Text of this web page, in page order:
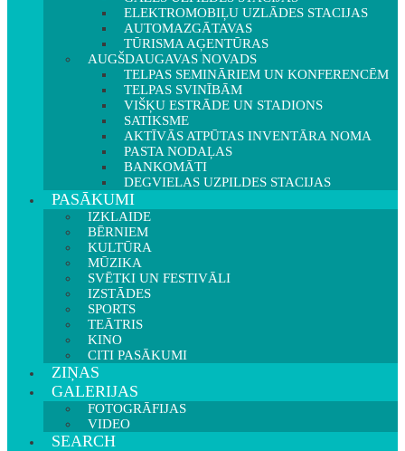
ELEKTROMOBIĻU UZLĀDES STACIJAS
AUTOMAZGĀTAVAS
TŪRISMA AĢENTŪRAS
AUGŠDAUGAVAS NOVADS
TELPAS SEMINĀRIEM UN KONFERENCĒM
TELPAS SVINĪBĀM
VIŠĶU ESTRĀDE UN STADIONS
SATIKSME
AKTĪVĀS ATPŪTAS INVENTĀRA NOMA
PASTA NODAĻAS
BANKOMĀTI
DEGVIELAS UZPILDES STACIJAS
PASĀKUMI
IZKLAIDE
BĒRNIEM
KULTŪRA
MŪZIKA
SVĒTKI UN FESTIVĀLI
IZSTĀDES
SPORTS
TEĀTRIS
KINO
CITI PASĀKUMI
ZIŅAS
GALERIJAS
FOTOGRĀFIJAS
VIDEO
SEARCH